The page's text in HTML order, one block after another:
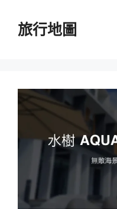
旅行地圖